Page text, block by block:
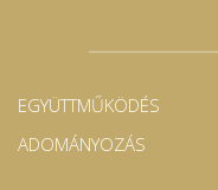
EGYÜTTMŰKÖDÉS
ADOMÁNYOZÁS